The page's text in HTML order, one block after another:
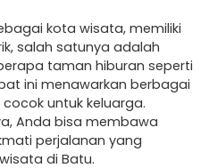
kota wisata, memiliki
salah satunya adalah
taman hiburan seperti
ini menawarkan berbagai
untuk keluarga.
Anda bisa membawa
perjalanan yang
di Batu.